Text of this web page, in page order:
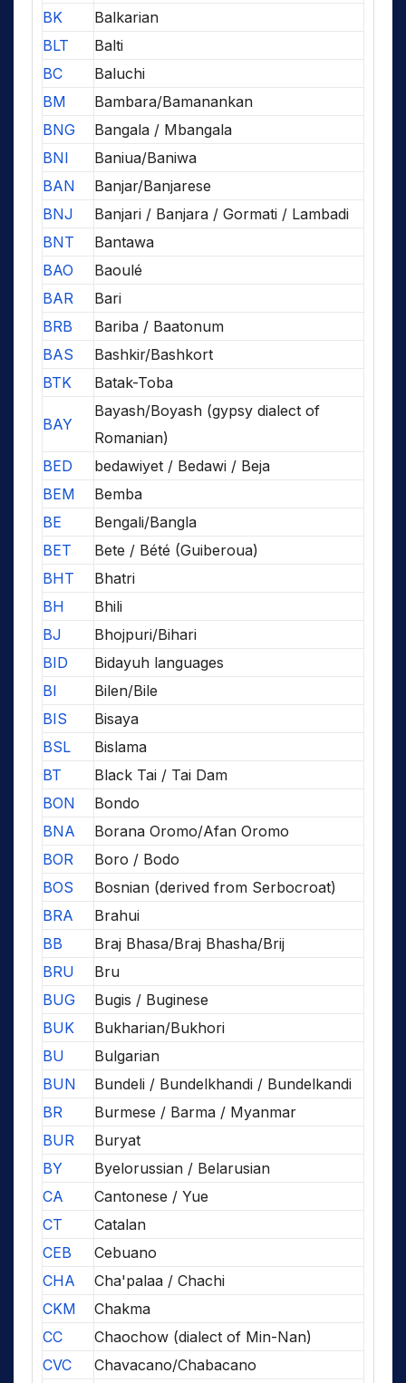
BK
Balkarian
BLT
Balti
BC
Baluchi
BM
Bambara/Bamanankan
BNG
Bangala / Mbangala
BNI
Baniua/Baniwa
BAN
Banjar/Banjarese
BNJ
Banjari / Banjara / Gormati / Lambadi
BNT
Bantawa
BAO
Baoulé
BAR
Bari
BRB
Bariba / Baatonum
BAS
Bashkir/Bashkort
BTK
Batak-Toba
BAY
Bayash/Boyash (gypsy dialect of
Romanian)
BED
bedawiyet / Bedawi / Beja
BEM
Bemba
BE
Bengali/Bangla
BET
Bete / Bété (Guiberoua)
BHT
Bhatri
BH
Bhili
BJ
Bhojpuri/Bihari
BID
Bidayuh languages
BI
Bilen/Bile
BIS
Bisaya
BSL
Bislama
BT
Black Tai / Tai Dam
BON
Bondo
BNA
Borana Oromo/Afan Oromo
BOR
Boro / Bodo
BOS
Bosnian (derived from Serbocroat)
BRA
Brahui
BB
Braj Bhasa/Braj Bhasha/Brij
BRU
Bru
BUG
Bugis / Buginese
BUK
Bukharian/Bukhori
BU
Bulgarian
BUN
Bundeli / Bundelkhandi / Bundelkandi
BR
Burmese / Barma / Myanmar
BUR
Buryat
BY
Byelorussian / Belarusian
CA
Cantonese / Yue
CT
Catalan
CEB
Cebuano
CHA
Cha'palaa / Chachi
CKM
Chakma
CC
Chaochow (dialect of Min-Nan)
CVC
Chavacano/Chabacano